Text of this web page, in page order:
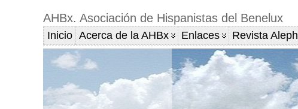
AHBx. Asociación de Hispanistas del Benelux
Inicio Acerca de la AHBx Enlaces Revista Aleph